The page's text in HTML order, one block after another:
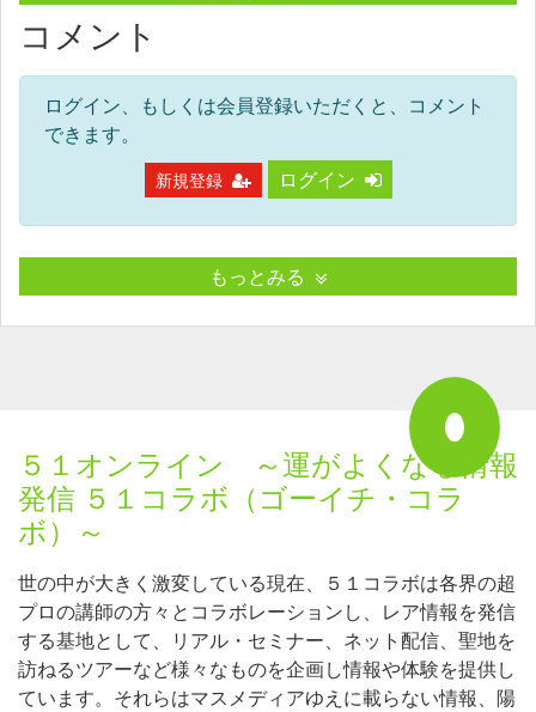
コメント
ログイン、もしくは会員登録いただくと、コメント
できます。
新規登録 ログイン
もっとみる
５１オンライン ～運がよくなる情報
発信 ５１コラボ（ゴーイチ・コラ
ボ）～
世の中が大きく激変している現在、５１コラボは各界の超
プロの講師の方々とコラボレーションし、レア情報を発信
する基地として、リアル・セミナー、ネット配信、聖地を
訪ねるツアーなど様々なものを企画し情報や体験を提供し
ています。それらはマスメディアゆえに載らない情報、陽